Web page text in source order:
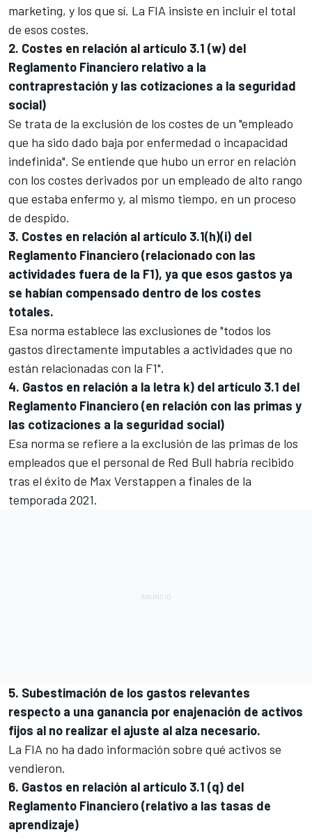
marketing, y los que sí. La FIA insiste en incluir el total
de esos costes.
2. Costes en relación al artículo 3.1 (w) del
Reglamento Financiero relativo a la
contraprestación y las cotizaciones a la seguridad
social)
Se trata de la exclusión de los costes de un "empleado
que ha sido dado baja por enfermedad o incapacidad
indefinida". Se entiende que hubo un error en relación
con los costes derivados por un empleado de alto rango
que estaba enfermo y, al mismo tiempo, en un proceso
de despido.
3. Costes en relación al artículo 3.1(h)(i) del
Reglamento Financiero (relacionado con las
actividades fuera de la F1), ya que esos gastos ya
se habían compensado dentro de los costes
totales.
Esa norma establece las exclusiones de "todos los
gastos directamente imputables a actividades que no
están relacionadas con la F1".
4. Gastos en relación a la letra k) del artículo 3.1 del
Reglamento Financiero (en relación con las primas y
las cotizaciones a la seguridad social)
Esa norma se refiere a la exclusión de las primas de los
empleados que el personal de Red Bull habría recibido
tras el éxito de Max Verstappen a finales de la
temporada 2021.
5. Subestimación de los gastos relevantes
respecto a una ganancia por enajenación de activos
fijos al no realizar el ajuste al alza necesario.
La FIA no ha dado información sobre qué activos se
vendieron.
6. Gastos en relación al artículo 3.1 (q) del
Reglamento Financiero (relativo a las tasas de
aprendizaje)